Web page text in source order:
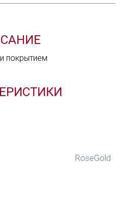
вопрос
покрытием
RoseGold